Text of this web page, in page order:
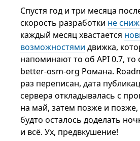
Спустя год и три месяца
скорость разработки не
каждый месяц хвастается
возможностями движка,
напоминают то об API 0.7,
better-osm-org Романа.
раз переписан, дата
сервера откладывалась с
на май, затем позже и позже,
будто осталось доделать
и всё. Ух, предвкушение!